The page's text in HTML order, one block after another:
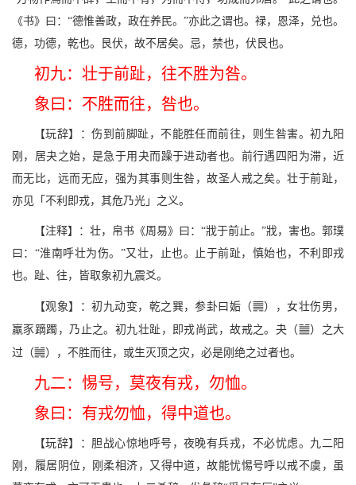
《书》曰：“德惟善政，政在养民。”亦此之谓也。禄，恩泽，兑也。
德，功德，乾也。艮伏，故不居矣。忌，禁也，伏艮也。
初九：壮于前趾，往不胜为咎。
象曰：不胜而往，咎也。
【玩辞】：伤到前脚趾，不能胜任而前往，则生咎害。初九阳
刚，居夬之始，是急于用夬而躁于进动者也。前行遇四阳为滞，近
而无比，远而无应，强为其事则生咎，故圣人戒之矣。壮于前趾，
亦见「不利即戎，其危乃光」之义。
【注释】：壮，帛书《周易》曰：“戕于前止。”戕，害也。郭璞
曰：“淮南呼壮为伤。”又壮，止也。止于前趾，慎始也，不利即戎
也。趾、往，皆取象初九震爻。
【观象】：初九动变，乾之巽，参卦曰姤（n），女壮伤男，
羸豕蹢躅，乃止之。初九壮趾，即戎尚武，故戒之。夬（b）之大
过（,），不胜而往，或生灭顶之灾，必是刚绝之过者也。
九二：惕号，莫夜有戎，勿恤。
象曰：有戎勿恤，得中道也。
【玩辞】：胆战心惊地呼号，夜晚有兵戎，不必忧虑。九二阳
刚，履居阴位，刚柔相济，又得中道，故能忧惕号呼以戒不虞，虽